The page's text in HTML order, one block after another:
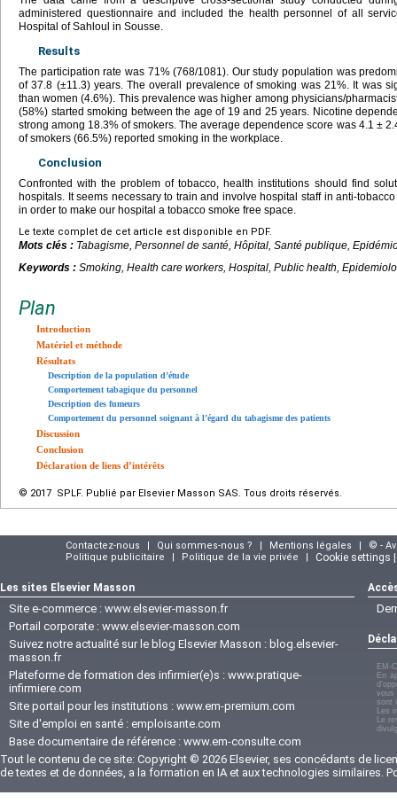
administered questionnaire and included the health personnel of all
Hospital of Sahloul in Sousse.
Results
The participation rate was 71% (768/1081). Our study population was
of 37.8 (±11.3) years. The overall prevalence of smoking was 21%. It was
than women (4.6%). This prevalence was higher among physicians/
(58%) started smoking between the age of 19 and 25 years. Nicotine
strong among 18.3% of smokers. The average dependence score was 4.1 ±
of smokers (66.5%) reported smoking in the workplace.
Conclusion
Confronted with the problem of tobacco, health institutions should find
hospitals. It seems necessary to train and involve hospital staff in anti-
in order to make our hospital a tobacco smoke free space.
Le texte complet de cet article est disponible en PDF.
Mots clés : Tabagisme, Personnel de santé, Hôpital, Santé publique,
Keywords : Smoking, Health care workers, Hospital, Public health,
Plan
Introduction
Matériel et méthode
Résultats
Description de la population d’étude
Comportement tabagique du personnel
Description des fumeurs
Comportement du personnel soignant à l’égard du tabagisme des patients
Discussion
Conclusion
Déclaration de liens d’intérêts
© 2017 SPLF. Publié par Elsevier Masson SAS. Tous droits réservés.
Contactez-nous | Qui sommes-nous ? | Mentions légales |
© -
Politique publicitaire
| Politique de la vie privée | Cookie settings
Les sites Elsevier Masson
Site e-commerce : www.elsevier-masson.fr
Portail corporate : www.elsevier-masson.com
Suivez notre actualité sur le blog Elsevier Masson : blog.elsevier-
masson.fr
Plateforme de formation des infirmier(e)s : www.pratique-
infirmiere.com
Site portail pour les institutions : www.em-premium.com
Site d'emploi en santé : emploisante.com
Base documentaire de référence : www.em-consulte.com
EM-
En
vous
sont
Les
Le
Tout le contenu de ce site: Copyright © 2026 Elsevier, ses concédants de
de textes et de données, a la formation en IA et aux technologies similaires.